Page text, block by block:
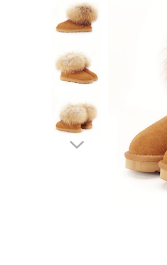
Incaltamine primavara-vara piele
Imbracaminte
Blugi si pantaloni
Pulovere si cardigane
Incaltaminte toamna-iarna piele